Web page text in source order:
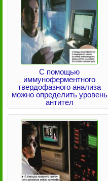
С помощью
иммуноферментного
твердофазного анализа
можно определить уровень
антител